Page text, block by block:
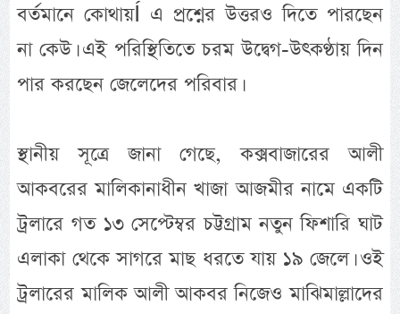
বর্তমানে কোথায়Í এ প্রশ্নের উত্তরও দিতে পারছেন
না কেউ। এই পরিস্থিতিতে চরম উদ্বেগ-উৎকণ্ঠায় দিন
পার করছেন জেলেদের পরিবার।
স্থানীয় সূত্রে জানা গেছে, কক্সবাজারের আলী
আকবরের মালিকানাধীন খাজা আজমীর নামে একটি
ট্রলারে গত ১৩ সেপ্টেম্বর চট্টগ্রাম নতুন ফিশারি ঘাট
এলাকা থেকে সাগরে মাছ ধরতে যায় ১৯ জেলে। ওই
ট্রলারের মালিক আলী আকবর নিজেও মাঝিমাল্লাদের